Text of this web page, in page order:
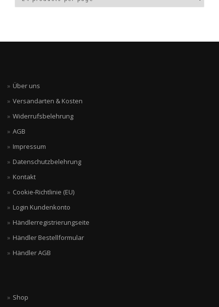
Über uns
Versandarten & Kosten
Widerrufsbelehrung
AGB
Impressum
Datenschutzbelehrung
Kontakt
Cookie-Richtlinie (EU)
Login Kundenkonto
Händlerregistrierungseite
Händler Bestellformular
Händler AGB
Shop